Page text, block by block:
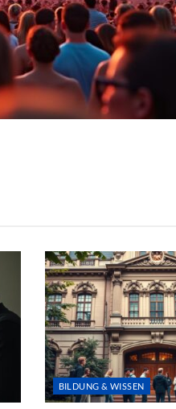
BILDUNG & WISSEN